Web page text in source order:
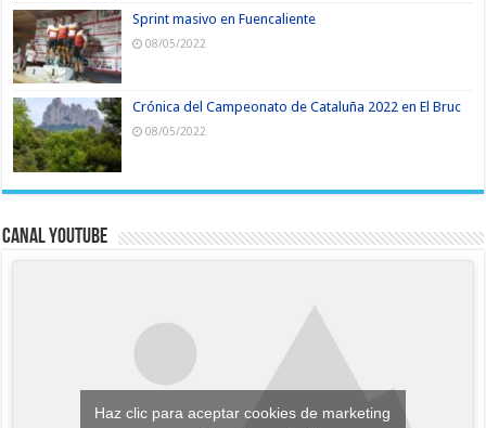
Sprint masivo en Fuencaliente
08/05/2022
Crónica del Campeonato de Cataluña 2022 en El Bruc
08/05/2022
Canal YouTube
Haz clic para aceptar cookies de marketing